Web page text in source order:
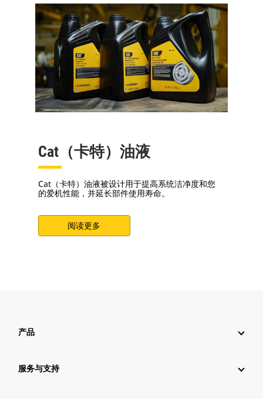
Cat（卡特）油液
Cat（卡特）油液被设计用于提高系统洁净度和您
的爱机性能，并延长部件使用寿命。
阅读更多
产品
服务与支持